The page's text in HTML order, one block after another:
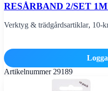
RESÅRBAND 2/SET
Verktyg & trädgårdsartiklar, 10-
Artikelnummer 29189